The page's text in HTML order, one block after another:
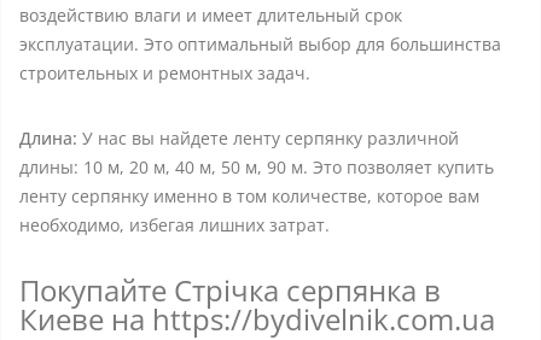
воздействию влаги и имеет длительный срок
эксплуатации. Это оптимальный выбор для большинства
строительных и ремонтных задач.
Длина: У нас вы найдете ленту серпянку различной
длины: 10 м, 20 м, 40 м, 50 м, 90 м. Это позволяет купить
ленту серпянку именно в том количестве, которое вам
необходимо, избегая лишних затрат.
Покупайте Стрічка серпянка в
Киеве на https://bydivelnik.com.ua